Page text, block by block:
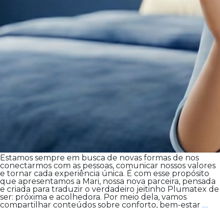
Estamos sempre em busca de novas formas de nos
conectarmos com as pessoas, comunicar nossos valores
e tornar cada experiência única. É com esse propósito
que apresentamos a Mari, nossa nova parceira, pensada
e criada para traduzir o verdadeiro jeitinho Plumatex de
ser: próxima e acolhedora. Por meio dela, vamos
compartilhar conteúdos sobre conforto, bem-estar …